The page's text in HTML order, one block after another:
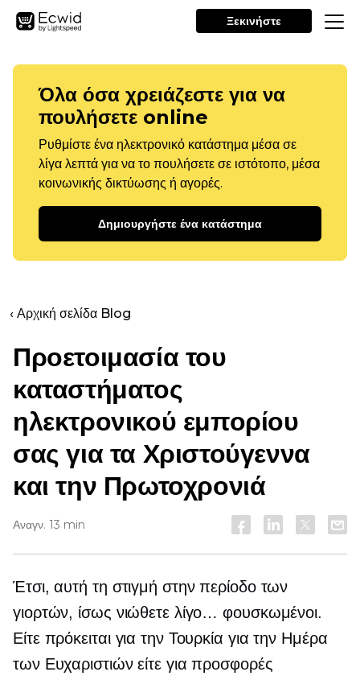
Ξεκινήστε
Όλα όσα χρειάζεστε για να
πουλήσετε online
Ρυθμίστε ένα ηλεκτρονικό κατάστημα μέσα σε
λίγα λεπτά για να το πουλήσετε σε ιστότοπο, μέσα
κοινωνικής δικτύωσης ή αγορές.
Δημιουργήστε ένα κατάστημα
‹ Αρχική σελίδα Blog
Προετοιμασία του
καταστήματος
ηλεκτρονικού εμπορίου
σας για τα Χριστούγεννα
και την Πρωτοχρονιά
Αναγν. 13 min
Έτσι, αυτή τη στιγμή στην περίοδο των
γιορτών, ίσως νιώθετε λίγο… φουσκωμένοι.
Είτε πρόκειται για την Τουρκία για την Ημέρα
των Ευχαριστιών είτε για προσφορές